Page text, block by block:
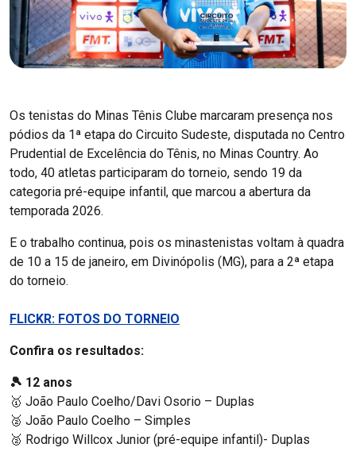
Os tenistas do Minas Tênis Clube marcaram presença nos
pódios da 1ª etapa do Circuito Sudeste, disputada no Centro
Prudential de Excelência do Tênis, no Minas Country. Ao
todo, 40 atletas participaram do torneio, sendo 19 da
categoria pré-equipe infantil, que marcou a abertura da
temporada 2026.
E o trabalho continua, pois os minastenistas voltam à quadra
de 10 a 15 de janeiro, em Divinópolis (MG), para a 2ª etapa
do torneio.
FLICKR: FOTOS DO TORNEIO
Confira os resultados:
🎾 12 anos
🥇 João Paulo Coelho/Davi Osorio – Duplas
🥈 João Paulo Coelho – Simples
🥈 Rodrigo Willcox Junior (pré-equipe infantil)- Duplas